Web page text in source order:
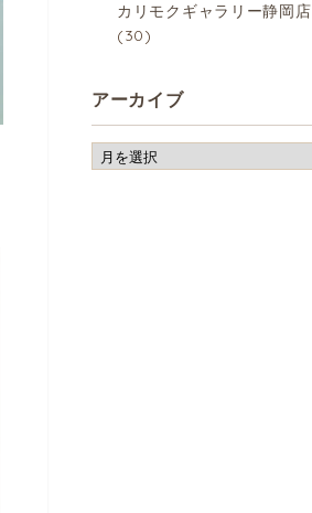
カリモクギャラリー静岡店
(30)
アーカイブ